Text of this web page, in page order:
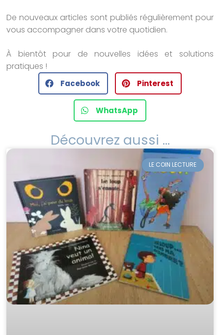
De nouveaux articles sont publiés régulièrement pour
vous accompagner dans votre quotidien.
À bientôt pour de nouvelles idées et solutions
pratiques !
Facebook Pinterest
WhatsApp
Découvrez aussi ...
LE COIN LECTURE